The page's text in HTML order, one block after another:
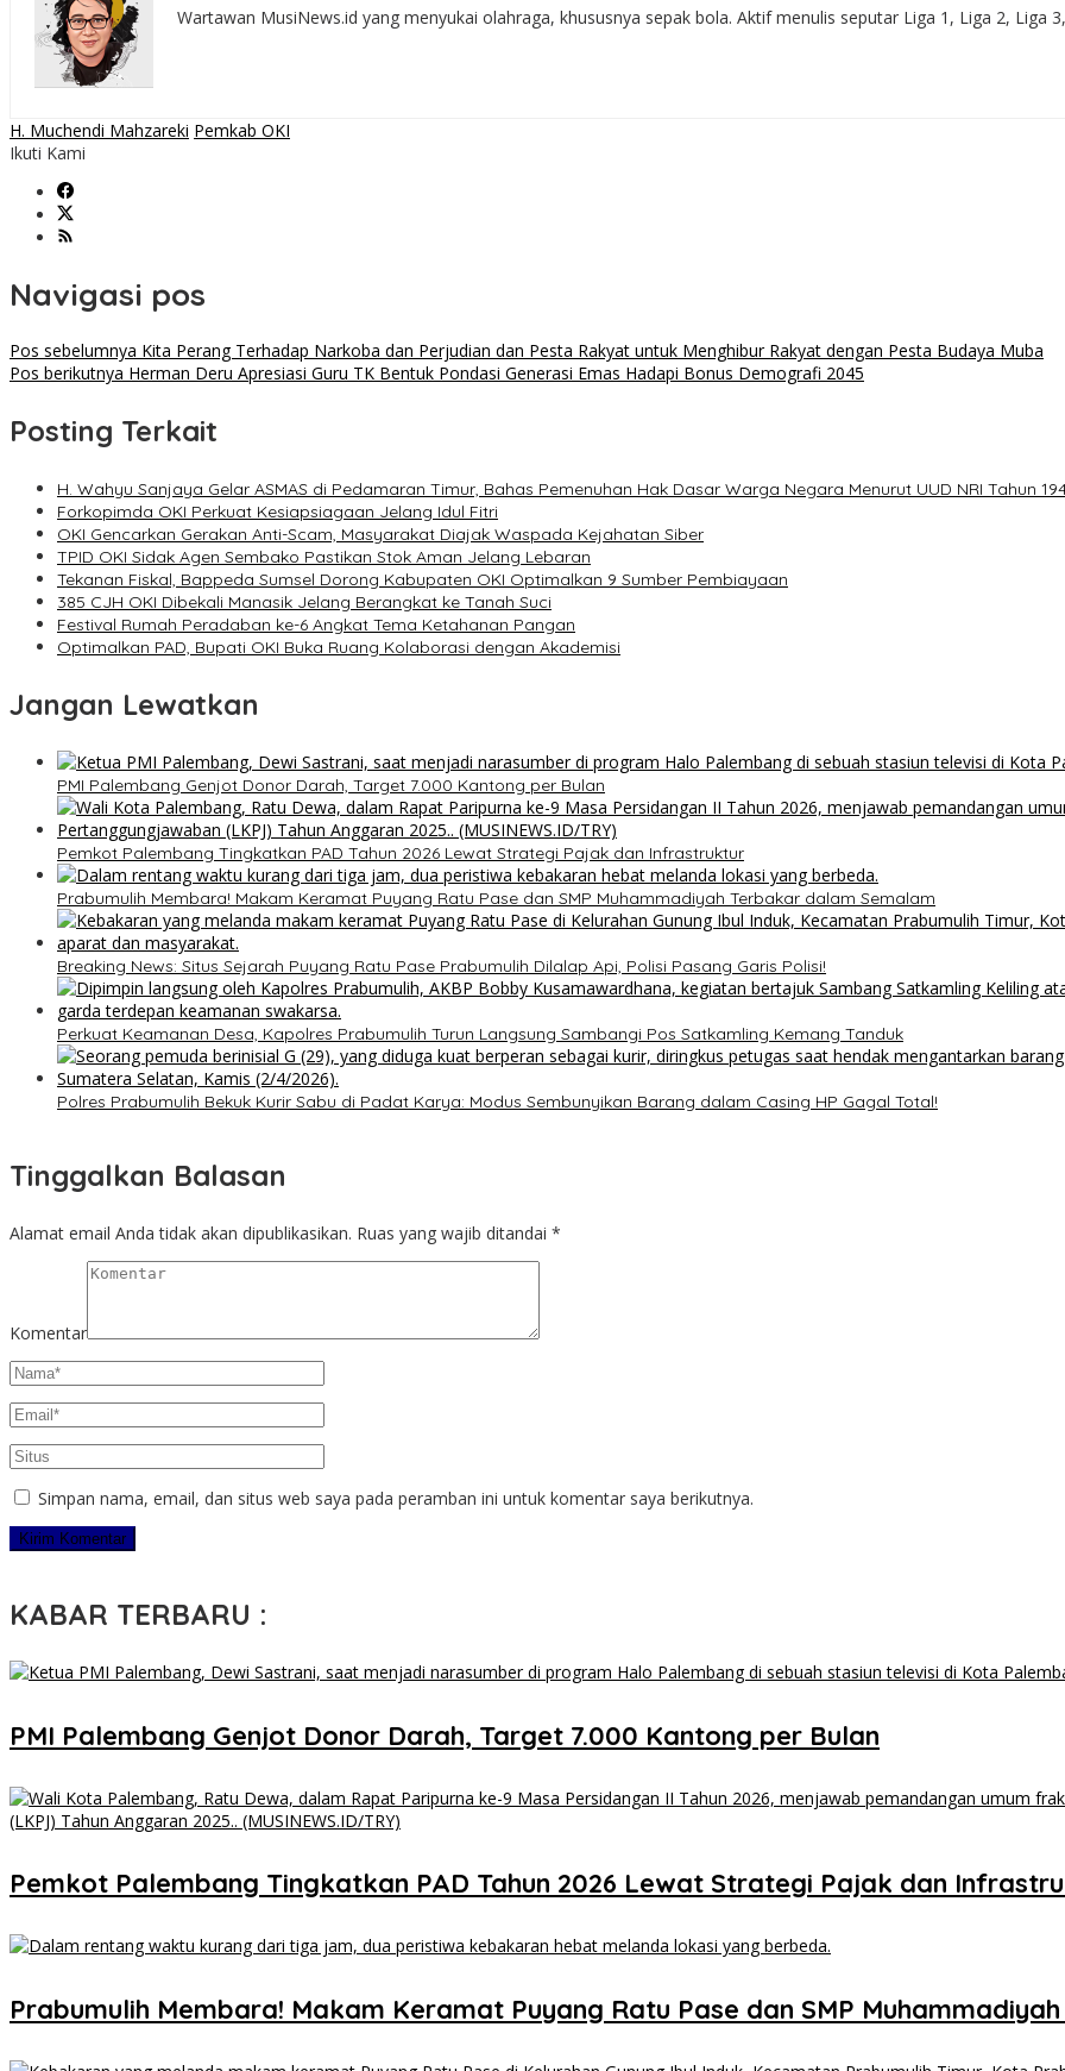
Wartawan MusiNews.id yang menyukai olahraga, khususnya sepak bola. Aktif menulis seputar Liga 1, Liga 2, Liga
H. Muchendi Mahzareki Pemkab OKI
Ikuti Kami
Navigasi pos
Pos sebelumnya Kita Perang Terhadap Narkoba dan Perjudian dan Pesta Rakyat untuk Menghibur Rakyat dengan Pesta Budaya Muba
Pos berikutnya Herman Deru Apresiasi Guru TK Bentuk Pondasi Generasi Emas Hadapi Bonus Demografi 2045
Posting Terkait
H. Wahyu Sanjaya Gelar ASMAS di Pedamaran Timur, Bahas Pemenuhan Hak Dasar Warga Negara Menurut UUD NRI Tahun
Forkopimda OKI Perkuat Kesiapsiagaan Jelang Idul Fitri
OKI Gencarkan Gerakan Anti-Scam, Masyarakat Diajak Waspada Kejahatan Siber
TPID OKI Sidak Agen Sembako Pastikan Stok Aman Jelang Lebaran
Tekanan Fiskal, Bappeda Sumsel Dorong Kabupaten OKI Optimalkan 9 Sumber Pembiayaan
385 CJH OKI Dibekali Manasik Jelang Berangkat ke Tanah Suci
Festival Rumah Peradaban ke-6 Angkat Tema Ketahanan Pangan
Optimalkan PAD, Bupati OKI Buka Ruang Kolaborasi dengan Akademisi
Jangan Lewatkan
PMI Palembang Genjot Donor Darah, Target 7.000 Kantong per Bulan
Pemkot Palembang Tingkatkan PAD Tahun 2026 Lewat Strategi Pajak dan Infrastruktur
Prabumulih Membara! Makam Keramat Puyang Ratu Pase dan SMP Muhammadiyah Terbakar dalam Semalam
Breaking News: Situs Sejarah Puyang Ratu Pase Prabumulih Dilalap Api, Polisi Pasang Garis Polisi!
Perkuat Keamanan Desa, Kapolres Prabumulih Turun Langsung Sambangi Pos Satkamling Kemang Tanduk
Polres Prabumulih Bekuk Kurir Sabu di Padat Karya: Modus Sembunyikan Barang dalam Casing HP Gagal Total!
Tinggalkan Balasan
Alamat email Anda tidak akan dipublikasikan. Ruas yang wajib ditandai *
Komentar
Simpan nama, email, dan situs web saya pada peramban ini untuk komentar saya berikutnya.
KABAR TERBARU :
PMI Palembang Genjot Donor Darah, Target 7.000 Kantong per Bulan
Pemkot Palembang Tingkatkan PAD Tahun 2026 Lewat Strategi Pajak dan
Prabumulih Membara! Makam Keramat Puyang Ratu Pase dan SMP